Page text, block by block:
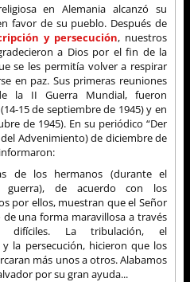
en Alemania alcanzó su
favor de su pueblo. Después de
y persecución, nuestros
a Dios por el fin de la
se les permitía volver a respirar
en paz. Sus primeras reuniones
la II Guerra Mundial, fueron
15 de septiembre de 1945) y en
de 1945). En su periódico “Der
Advenimiento) de diciembre de
de los hermanos (durante el
de acuerdo con los
por ellos, muestran que el Señor
una forma maravillosa a través
La tribulación, el
y la persecución, hicieron que los
más unos a otros. Alabamos
por su gran ayuda...